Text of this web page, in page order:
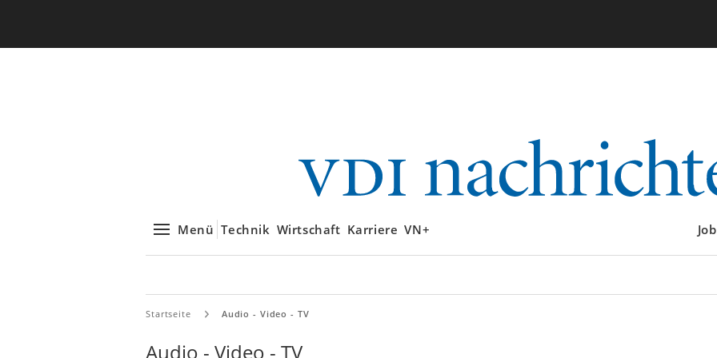
Menü Technik Wirtschaft Karriere VN+
Startseite Audio - Video - TV
Audio - Video - TV